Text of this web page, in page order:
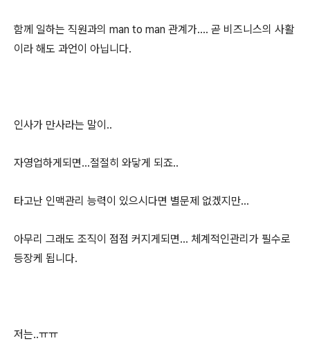
함께 일하는 직원과의 man to man 관계가.... 곧 비즈니스의 사활
이라 해도 과언이 아닙니다.
인사가 만사라는 말이..
자영업하게되면...절절히 와닿게 되죠..
타고난 인맥관리 능력이 있으시다면 별문제 없겠지만...
아무리 그래도 조직이 점점 커지게되면... 체계적인관리가 필수로
등장케 됩니다.
저는..ㅠㅠ